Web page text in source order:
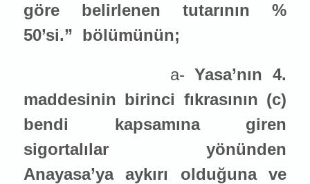
göre belirlenen tutarının %
50’si.” bölümünün;
a- Yasa’nın 4.
maddesinin birinci fıkrasının (c)
bendi kapsamına giren
sigortalılar yönünden
Anayasa’ya aykırı olduğuna ve